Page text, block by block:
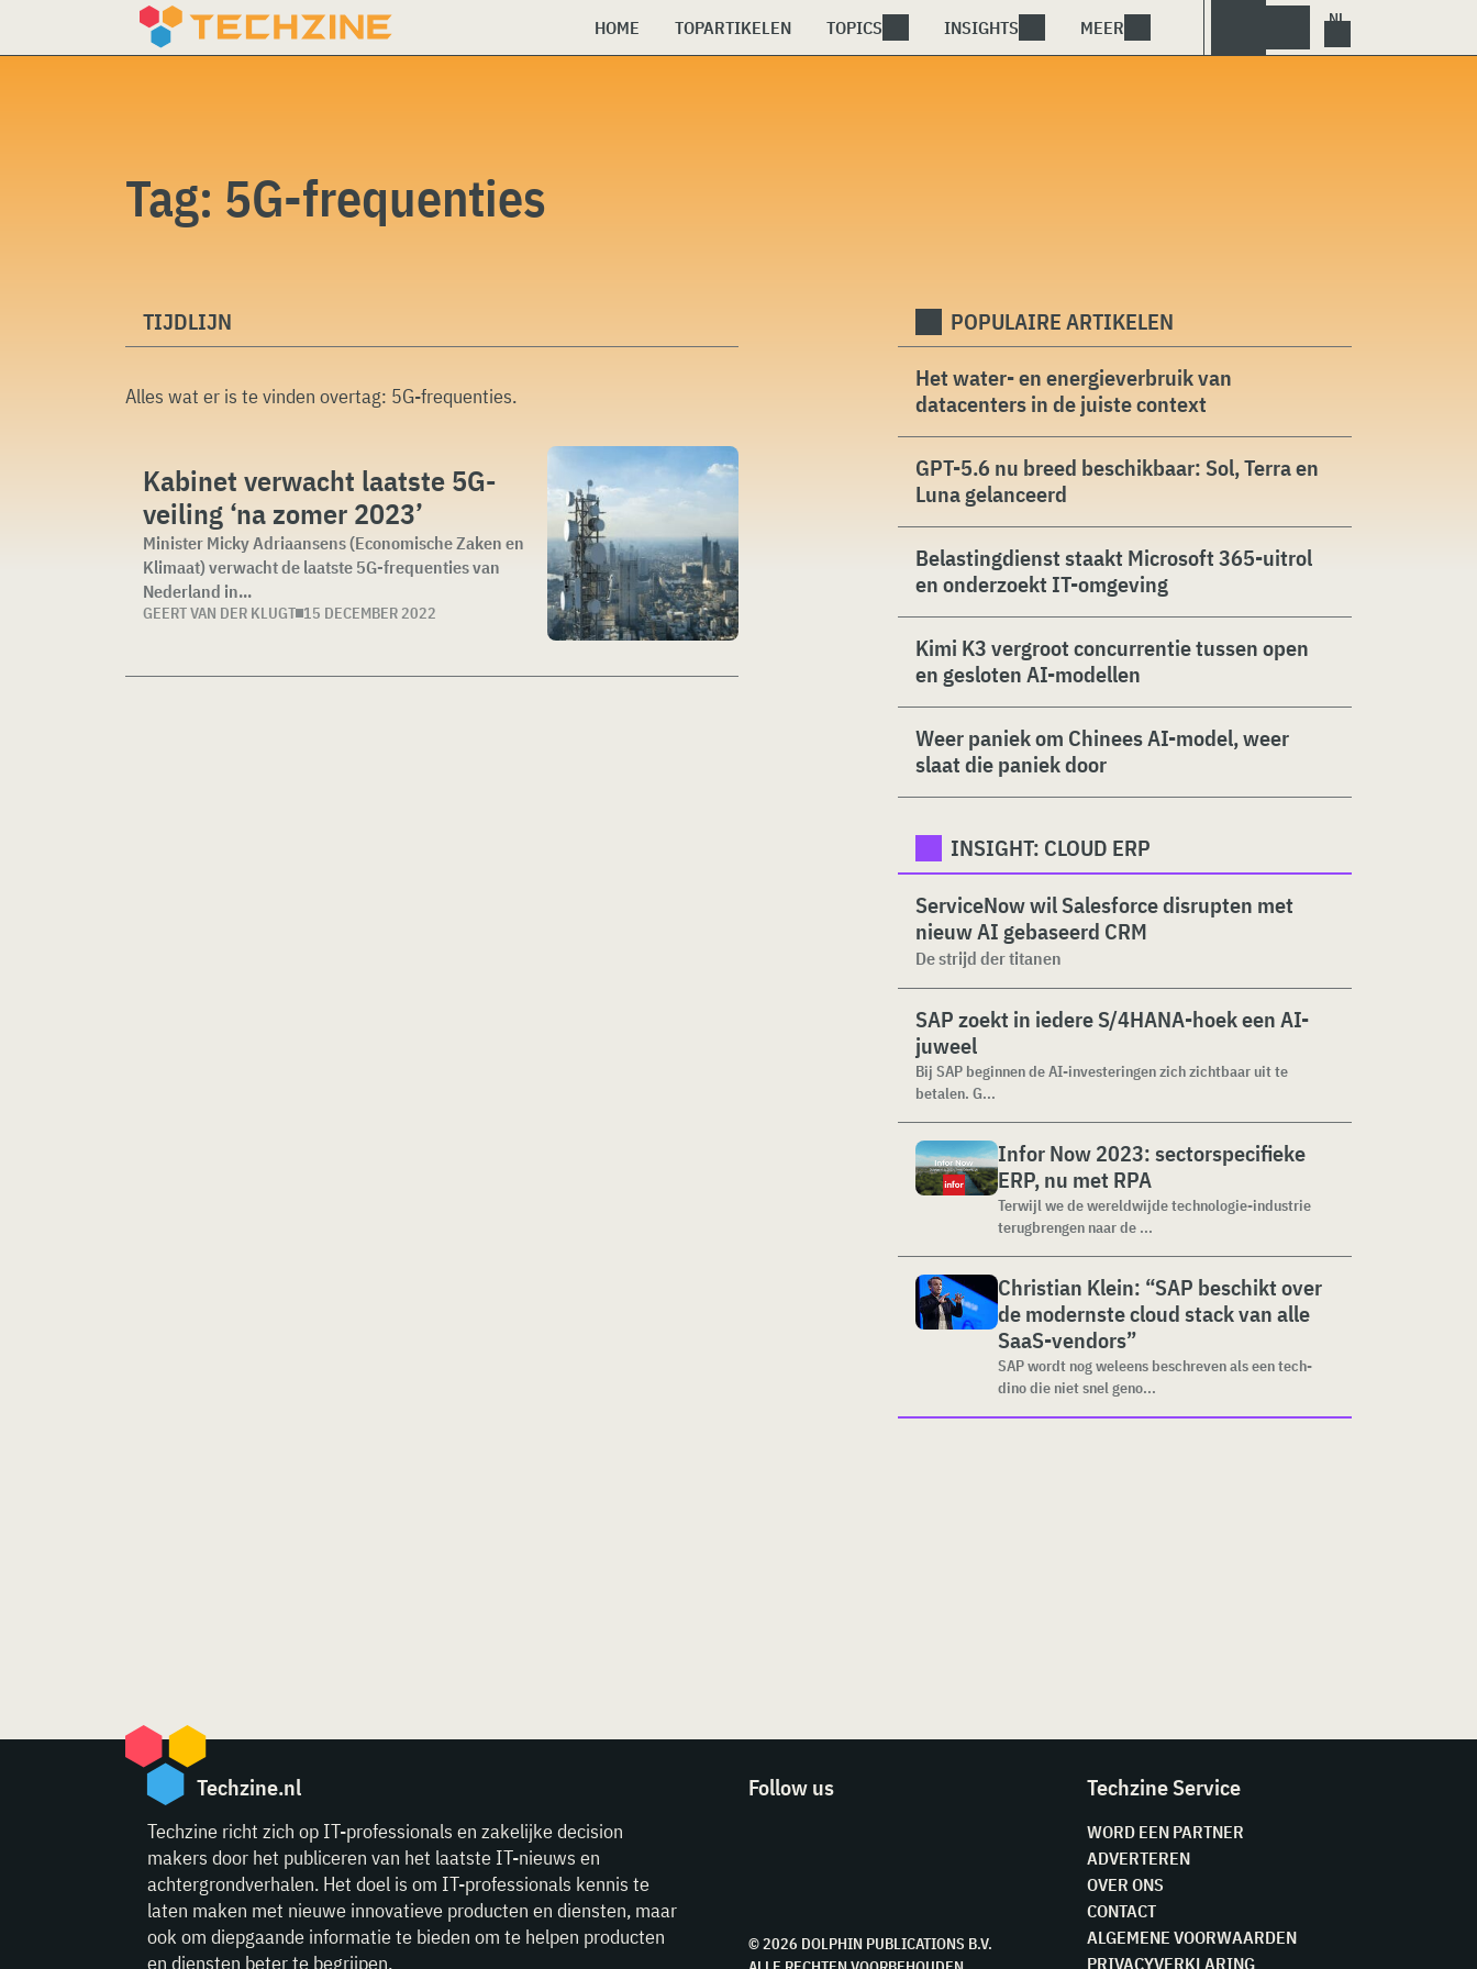
HOME TOPARTIKELEN TOPICS INSIGHTS MEER
Tag: 5G-frequenties
TIJDLIJN
Alles wat er is te vinden overtag: 5G-frequenties.
Kabinet verwacht laatste 5G-
veiling ‘na zomer 2023’
Minister Micky Adriaansens (Economische Zaken en
Klimaat) verwacht de laatste 5G-frequenties van
Nederland in...
GEERT VAN DER KLUGT 15 DECEMBER 2022
POPULAIRE ARTIKELEN
Het water- en energieverbruik van
datacenters in de juiste context
GPT-5.6 nu breed beschikbaar: Sol, Terra en
Luna gelanceerd
Belastingdienst staakt Microsoft 365-uitrol
en onderzoekt IT-omgeving
Kimi K3 vergroot concurrentie tussen open
en gesloten AI-modellen
Weer paniek om Chinees AI-model, weer
slaat die paniek door
INSIGHT: CLOUD ERP
ServiceNow wil Salesforce disrupten met
nieuw AI gebaseerd CRM
De strijd der titanen
SAP zoekt in iedere S/4HANA-hoek een AI-
juweel
Bij SAP beginnen de AI-investeringen zich zichtbaar uit te
betalen. G...
Infor Now 2023: sectorspecifieke
ERP, nu met RPA
Terwijl we de wereldwijde technologie-industrie
terugbrengen naar de ...
Christian Klein: “SAP beschikt over
de modernste cloud stack van alle
SaaS-vendors”
SAP wordt nog weleens beschreven als een tech-
dino die niet snel geno...
Techzine.nl
Techzine richt zich op IT-professionals en zakelijke decision
makers door het publiceren van het laatste IT-nieuws en
achtergrondverhalen. Het doel is om IT-professionals kennis te
laten maken met nieuwe innovatieve producten en diensten, maar
ook om diepgaande informatie te bieden om te helpen producten
en diensten beter te begrijpen.
Follow us
© 2026 DOLPHIN PUBLICATIONS B.V.
Techzine Service
WORD EEN PARTNER
ADVERTEREN
OVER ONS
CONTACT
ALGEMENE VOORWAARDEN
PRIVACYVERKLARING